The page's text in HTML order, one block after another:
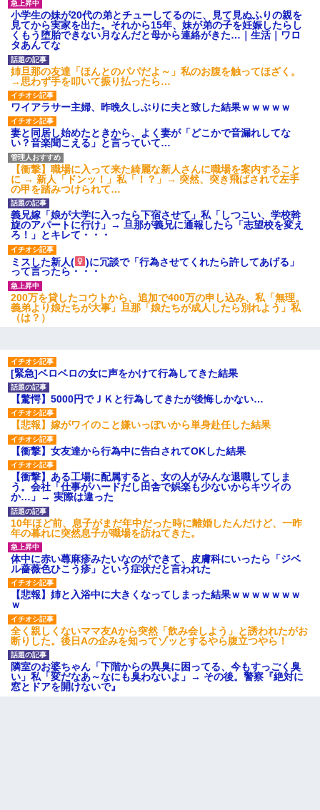
200万を貸したコウトから、追加で400万の申し込み、私
「無理。義弟より娘たちが大事」旦那「娘たちが成人した
ら別れよう」私（は？）
【クズ】昔、兄がお見合いして「ブスすぎｗｗｗ」と断っ
た女性が、兄の同級生と結婚。それを知った兄は荒れ狂
い、｢嫁さん、俺のお古ですが気分はどう？」とメールを送
った→
【悲報】姉と入浴中に大きくなってしまった結果ｗｗｗｗ
ｗｗｗｗ
私は家が貧しくて、手に職をつけようと看護師になった。
だけど卒業を控えた年の1月末、車にひかれて看護師になれ
なくなった。
最近うちの庭に知らない男の人がしょっちゅう入ってく
る。それを職場で愚痴ったら、同僚男性が怒鳴りつけてき
た。
この母親は娘の黒歴史を掘り出さないと死ぬんか？ 死ぬ
んか？
明。→母「私を家に置いてほしい、どうか見捨てないで(土
下座」俺・嫁「…」
17年飼っていた犬が亡くなった。鼻水垂らし嗚咽する私
に、猫が近づいて頭突きをしてきて…
旦那の元カノをSNSで探して写真を保存して顔面評価スレ
で写真を晒してた。ほとんどがブスという評価の中で二人
ほど意外に好評価で苦々しく思った
小学生の息子が急に様子がおかしくなった。私「理由を聞
いても『わかんない！』って怒鳴り付けてくるし、困っっ
てる」旦那「話してみるよ」→ 後日・・・
上司「何なの、この書類！！」私「あの‥」上司「今は私
が話してるの！」私「ですから」上司「黙って聞きなさ
い！」私「それは」上司「言い訳しない！」→結果ｗｗｗ
ｗｗ
日曜日、会社の窓を見ると同僚の姿。俺（あれ？ディズニ
ーシーじゃ？）→俺電話「今何してんの？」同僚「シーで
並んでること！」俺「会社にいない？」→次の瞬間、すご
い鳥肌が立った
小学生の妹が20代の弟とチューしてるのに、見て見ぬふりの親を
見てから実家を出た。それから15年、妹が弟の子を妊娠したらし
くもう堕胎できない月なんだと母から連絡がきた…｜生活｜ワロ
タあんてな
姉旦那の友達「ほんとのパパだよ～」私のお腹を触ってほざく。
→思わず手を叩いて振り払ったら…
ワイアラサー主婦、昨晩久しぶりに夫と致した結果ｗｗｗｗｗ
妻と同居し始めたときから、よく妻が「どこかで音漏れしてな
い？音楽聞こえる」と言っていて…
【衝撃】職場に入って来た綺麗な新人さんに職場を案内すること
に → 新人「ドンッ！」私「！？」→ 突然、突き飛ばされて左手
の甲を踏みつけられて…
義兄嫁「娘が大学に入ったら下宿させて」私「しつこい、学校斡
旋のアパートに行け」→ 旦那が義兄に通報したら「志望校を変え
ろ！」とキレて・・・
ミスした新人(
)に冗談で「行為させてくれたら許してあげる」
って言ったら・・・
200万を貸したコウトから、追加で400万の申し込み、私「無理。
義弟より娘たちが大事」旦那「娘たちが成人したら別れよう」私
（は？）
[緊急]ベロベロの女に声をかけて行為してきた結果
【驚愕】5000円でＪＫと行為してきたが後悔しかない…
【悲報】嫁がワイのこと嫌いっぽいから単身赴任した結果
【衝撃】女友達から行為中に告白されてOKした結果
【衝撃】ある工場に配属すると、女の人がみんな退職してしま
う。会社「仕事がハードだし田舎で娯楽も少ないからキツイの
か…」→ 実際は違った
10年ほど前、息子がまだ年中だった時に離婚したんだけど、一昨
年の暮れに突然息子が職場を訪ねてきた。
体中に赤い蕁麻疹みたいなのができて、皮膚科にいったら「ジベ
ル薔薇色ひこう疹」という症状だと言われた
【悲報】姉と入浴中に大きくなってしまった結果ｗｗｗｗｗｗｗ
ｗ
全く親しくないママ友Aから突然「飲み会しよう」と誘われたがお
断りした。後日Aの企みを知ってゾッとするやら腹立つやら！
隣室のお婆ちゃん「下階からの異臭に困ってる、今もすっごく臭
い」私「変だなあ～なにも臭わないよ」→ その後。警察『絶対に
窓とドアを開けないで』